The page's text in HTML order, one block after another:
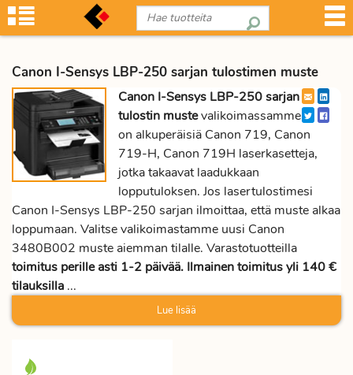
Canon I-Sensys LBP-250 sarjan tulostimen muste
Canon I-Sensys LBP-250 sarjan
tulostin mustevalikoimassamme
on alkuperäisiä Canon 719, Canon
719-H, Canon 719H laserkasetteja,
jotka takaavat laadukkaan
lopputuloksen. Jos lasertulostimesi
Canon I-Sensys LBP-250 sarjan ilmoittaa, että muste alkaa
loppumaan. Valitse valikoimastamme uusi Canon
3480B002 muste aiemman tilalle. Varastotuotteilla
toimitus perille asti 1-2 päivää. Ilmainen toimitus yli 140 €
tilauksilla ...
Lue lisää